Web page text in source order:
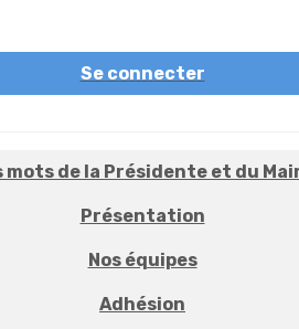
Se connecter
mots de la Présidente et du
Présentation
Nos équipes
Adhésion